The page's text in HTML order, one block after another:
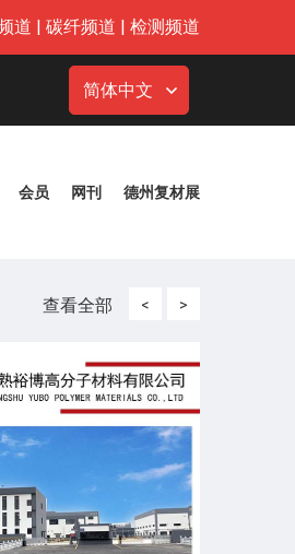
道 | 碳纤频道 | 检测频道
简体中文
会员 网刊 德州复材展
查看全部 < >